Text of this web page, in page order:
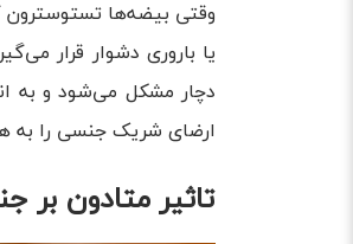
وقتی بیضه‌ها تستوسترون
یا باروری دشوار قرار
دچار مشکل می‌شود و به
ارضای شریک جنسی را به
تاثیر متادون